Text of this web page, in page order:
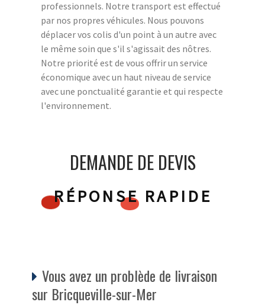
professionnels. Notre transport est effectué
par nos propres véhicules. Nous pouvons
déplacer vos colis d'un point à un autre avec
le même soin que s'il s'agissait des nôtres.
Notre priorité est de vous offrir un service
économique avec un haut niveau de service
avec une ponctualité garantie et qui respecte
l'environnement.
DEMANDE DE DEVIS
RÉPONSE RAPIDE
Vous avez un problède de livraison
sur Bricqueville-sur-Mer